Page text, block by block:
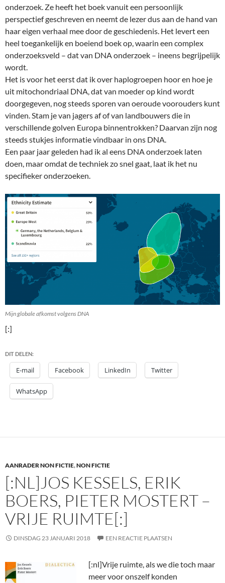
onderzoek. Ze heeft het boek vanuit een persoonlijk
perspectief geschreven en neemt de lezer dus aan de hand van
haar eigen verhaal mee door de geschiedenis. Het levert een
heel toegankelijk en boeiend boek op, waarin een complex
onderzoeksveld – dat van DNA onderzoek – ineens begrijpelijk
wordt.
Het is voor het eerst dat ik over haplogroepen hoor en hoe je
uit mitochondriaal DNA, dat van moeder op kind wordt
doorgegeven, nog steeds sporen van oeroude voorouders kunt
vinden. Stam je van jagers af of van landbouwers die in
verschillende golven Europa binnentrokken? Daarvan zijn nog
steeds stukjes informatie vindbaar in ons DNA.
Een paar jaar geleden had ik al eens DNA onderzoek laten
doen, maar omdat de techniek zo snel gaat, laat ik het nu
specifieker onderzoeken.
Mijn globale afkomst volgens DNA
[:]
DIT DELEN:
E-mail Facebook LinkedIn Twitter
WhatsApp
AANRADER NON FICTIE,NON FICTIE
[:NL]JOS KESSELS, ERIK
BOERS, PIETER MOSTERT –
VRIJE RUIMTE[:]
DINSDAG 23 JANUARI 2018 EEN REACTIE PLAATSEN
[:nl]Vrije ruimte, als we die toch maar
meer voor onszelf konden